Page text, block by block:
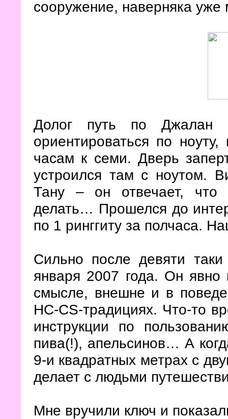
сооружение, наверняка
Долог путь по Джалан
ориентироваться по
часам к семи. Дверь
устроился там с ноутом.
Тану – он отвечает,
делать… Прошелся до
по 1 ринггиту за полчаса.
Сильно после девяти
января 2007 года. Он
смысле, внешне и в
HC-CS-традициях. Что-то
инструкции по
пива(!), апельсинов… А
9-и квадратных метрах с
делает с людьми
Мне вручили ключ и